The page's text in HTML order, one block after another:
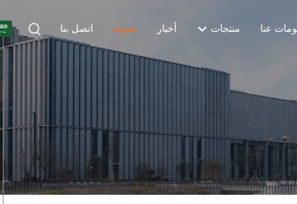
عنا منتجات أخبار مدونة اتصل بنا